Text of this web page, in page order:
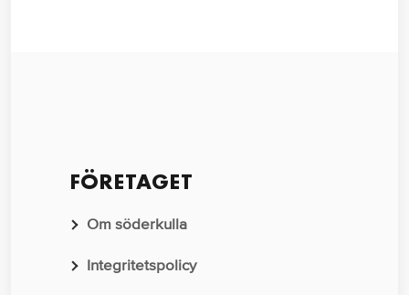
FÖRETAGET
Om söderkulla
Integritetspolicy